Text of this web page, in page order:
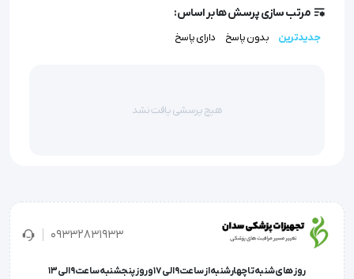
باشد.
طراحی: مخروطی با سطح مارپیچی برای سهولت استفاده
مرتب سازی پرسش ها بر اساس:
جدیدترین بدون پاسخ دارای پاسخ
هیچ پرسشی یافت نشد
09332831933
روز های شنبه تا چهارشنبه از ساعت 9 الی 17 و روز پنجشنبه ساعت 9 الی 13